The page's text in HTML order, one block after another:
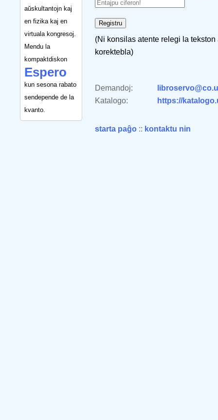
aŭskultantojn kaj
en fizika kaj en
virtuala kongresoj.
Mendu la
kompaktdiskon
Espero
kun sesona rabato
sendepende de la
kvanto.
(Ni konsilas atente relegi la
korektebla)
Demandoj:
Katalogo:
https://
starta paĝo :: kontaktu nin